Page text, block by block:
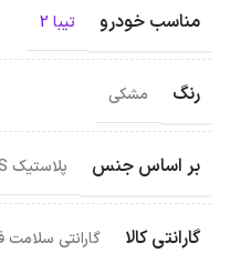
مناسب خودرو تیبا 2
رنگ مشکی
بر اساس جنس پلاستیک ABS
گارانتی کالا گارانتی سلامت